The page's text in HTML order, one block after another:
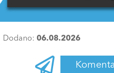
Dodano: 06.08.2026